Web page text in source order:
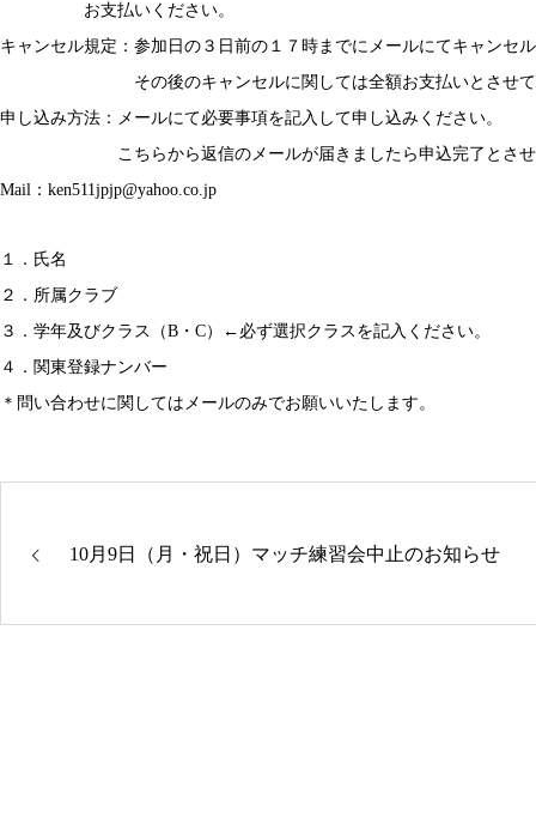
お支払いください。
キャンセル規定：参加日の３日前の１７時までにメールにてキャンセ
その後のキャンセルに関しては全額お支払いとさせてい
申し込み方法：メールにて必要事項を記入して申し込みください。
こちらから返信のメールが届きましたら申込完了とさせて
Mail：ken511jpjp@yahoo.co.jp
１．氏名
２．所属クラブ
３．学年及びクラス（B・C）←必ず選択クラスを記入ください。
４．関東登録ナンバー
＊問い合わせに関してはメールのみでお願いいたします。
10月9日（月・祝日）マッチ練習会中止のお知らせ